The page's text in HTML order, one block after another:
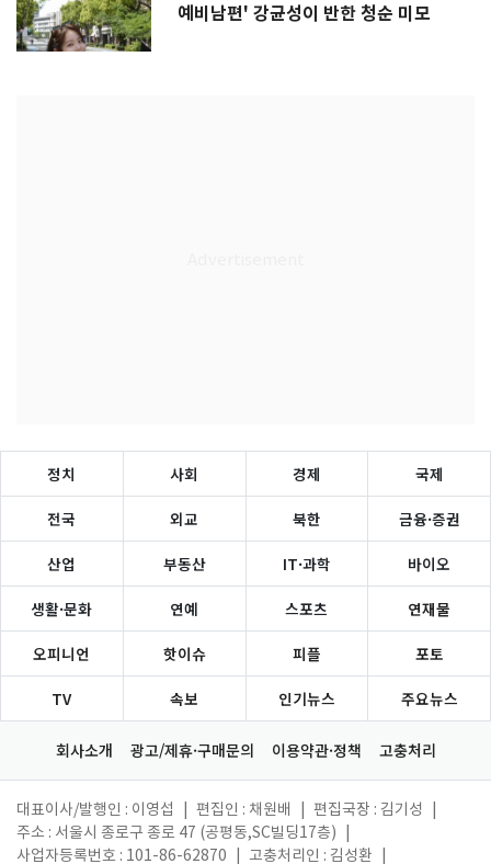
예비남편' 강균성이 반한 청순 미모
정치 사회 경제 국제
전국 외교 북한 금융·증권
산업 부동산 IT·과학 바이오
생활·문화 연예 스포츠 연재물
오피니언 핫이슈 피플 포토
TV 속보 인기뉴스 주요뉴스
회사소개 광고/제휴·구매문의 이용약관·정책 고충처리
대표이사/발행인 : 이영섭 편집인 : 채원배 편집국장 : 김기성
주소 : 서울시 종로구 종로 47 (공평동,SC빌딩17층)
사업자등록번호 : 101-86-62870
고충처리인 : 김성환